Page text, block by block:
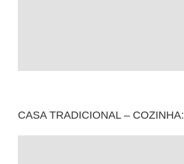
CASA TRADICIONAL – COZINHA: